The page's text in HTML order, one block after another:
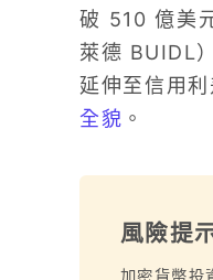
破 510 億美
萊德 BUIDL
延伸至信用
全貌 。
風險提